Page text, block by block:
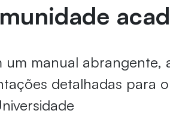
um manual abrangente,
detalhadas para